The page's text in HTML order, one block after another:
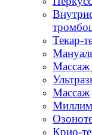
Текар-
Массаж
Массаж
Крио-